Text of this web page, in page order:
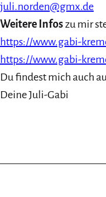
juli.norden@gmx.de
Weitere Infos zu mir
https://www.gabi-
https://www.gabi-
Du findest mich auch
Deine Juli-Gabi